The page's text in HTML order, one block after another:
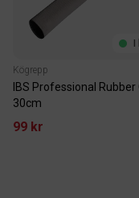
I
Kögrepp
IBS Professional Rubber
30cm
99 kr